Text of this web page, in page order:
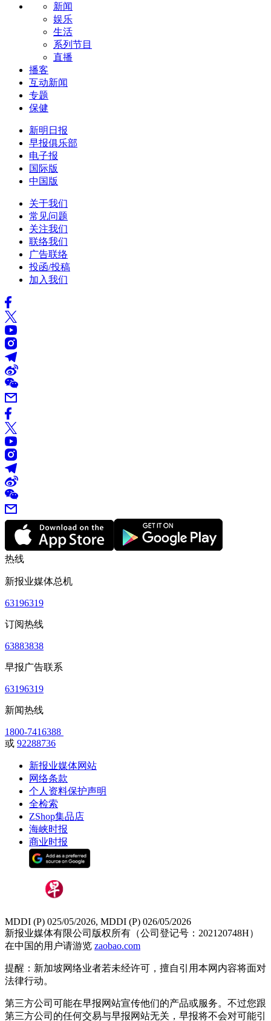
新闻
娱乐
生活
系列节目
直播
播客
互动新闻
专题
保健
新明日报
早报俱乐部
电子报
国际版
中国版
关于我们
常见问题
关注我们
联络我们
广告联络
投函/投稿
加入我们
热线
新报业媒体总机
63196319
订阅热线
63883838
早报广告联系
63196319
新闻热线
1800-7416388
或 92288736
新报业媒体网站
网络条款
个人资料保护声明
全检索
ZShop集品店
海峡时报
商业时报
MDDI (P) 025/05/2026, MDDI (P) 026/05/2026
新报业媒体有限公司版权所有（公司登记号：202120748H）
在中国的用户请游览 zaobao.com
提醒：新加坡网络业者若未经许可，擅自引用本网内容将面对
法律行动。
第三方公司可能在早报网站宣传他们的产品或服务。不过您跟
第三方公司的任何交易与早报网站无关，早报将不会对可能引